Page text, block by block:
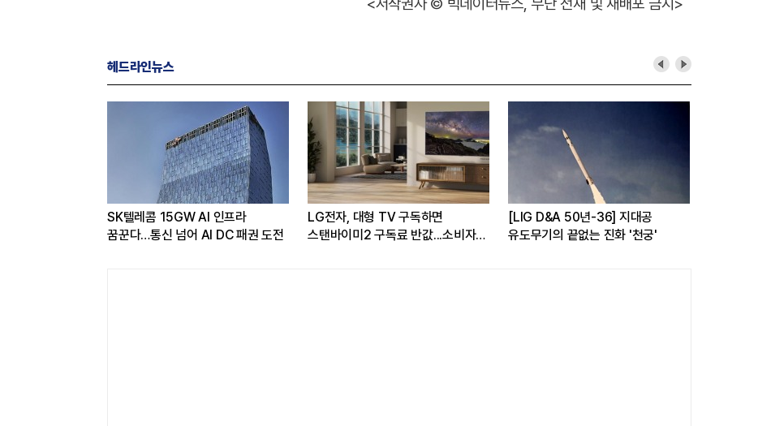
헤드라인뉴스
SK텔레콤 15GW AI 인프라
꿈꾼다…통신 넘어 AI DC 패권 도전
LG전자, 대형 TV 구독하면
스탠바이미2 구독료 반값...소비자
[LIG D&A 50년-36] 지대공
유도무기의 끝없는 진화 '천궁'